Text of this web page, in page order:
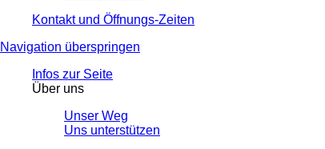
Kontakt und Öffnungs-Zeiten
Navigation überspringen
Infos zur Seite
Über uns
Unser Weg
Uns unterstützen